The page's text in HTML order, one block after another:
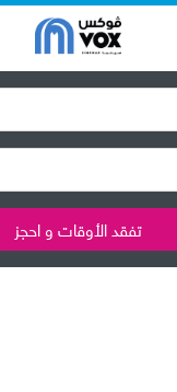
تفقد الأوقات و احجز